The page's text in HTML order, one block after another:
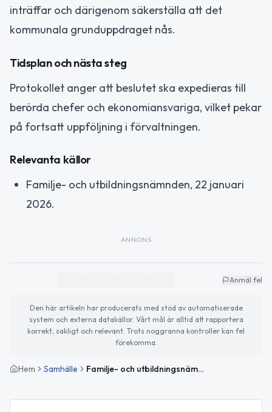
inträffar och därigenom säkerställa att det
kommunala grunduppdraget nås.
Tidsplan och nästa steg
Protokollet anger att beslutet ska expedieras till
berörda chefer och ekonomiansvariga, vilket pekar
på fortsatt uppföljning i förvaltningen.
Relevanta källor
Familje- och utbildningsnämnden, 22 januari
2026.
ANNONS
Anmäl fel
Den här artikeln har producerats med stöd av automatiserade
system och externa datakällor. Vårt mål är alltid att rapportera
korrekt, sakligt och relevant. Trots noggranna kontroller kan fel
förekomma.
Hem Samhälle Familje- och utbildningsnämnden i Ängelholm godkänner intern kontroll 2025